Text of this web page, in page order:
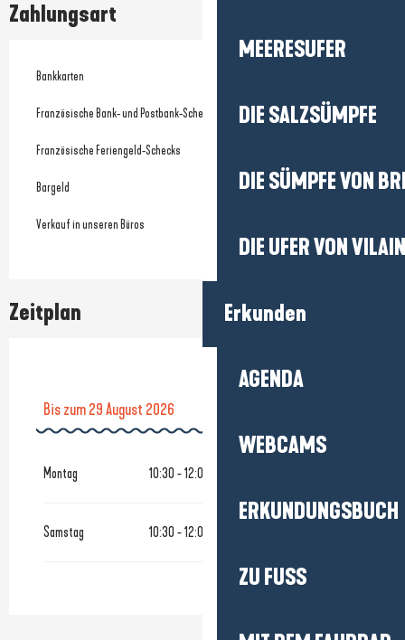
MEERESUFER
DIE SALZSÜMPFE
DIE SÜMPFE VON
DIE UFER VON
Erkunden
AGENDA
WEBCAMS
ERKUNDUNGSBUCH
ZU FUSS
Zahlungsart
Bankkarten
Französische Bank- und Postbank-Schecks
Französische Feriengeld-Schecks
Bargeld
Verkauf in unseren Büros
Zeitplan
Bis zum29 August 2026
Montag 10:30 - 12:00
Samstag 10:30 - 12:00